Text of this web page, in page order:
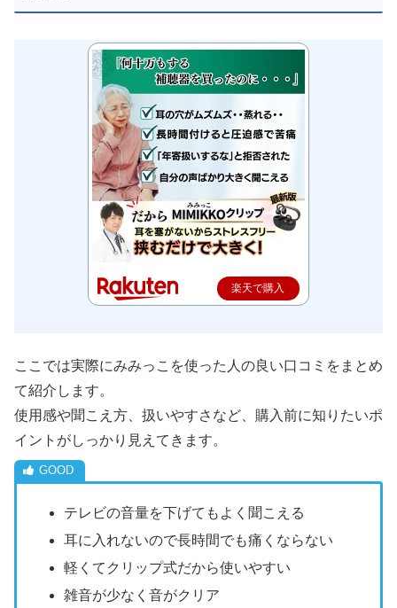
楽天で購入
ここでは実際にみみっこを使った人の良い口コミをまとめ
て紹介します。
使用感や聞こえ方、扱いやすさなど、購入前に知りたいポ
イントがしっかり見えてきます。
テレビの音量を下げてもよく聞こえる
耳に入れないので長時間でも痛くならない
軽くてクリップ式だから使いやすい
雑音が少なく音がクリア